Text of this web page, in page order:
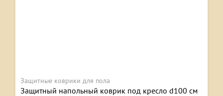
Защитные коврики для пола
Защитный напольный коврик под кресло d100 см